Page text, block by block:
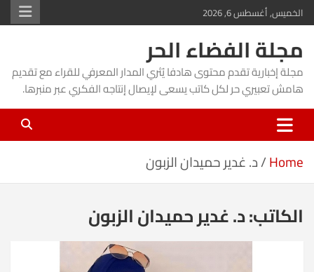
Skip
to
content
الخميس, أغسطس 6, 2026
مجلة الفضاء الحر
مجلة إخبارية تقدم محتوى هادفا يُثري المدار المعرفي للقراء مع تقديم
هامش تعبيري حر لكل كاتب يسعى لإيصال إنتاجه الفكري عبر منبرها.
Home د. غدير حميدان الزبون
الكاتب:د. غدير حميدان الزبون